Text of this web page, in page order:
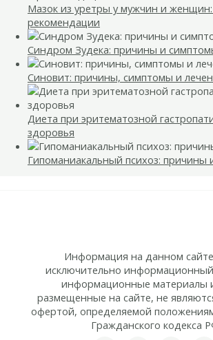
Мазок из уретры у мужчин и
рекомендации
Синдром Зудека: причины и
Синовит: причины, симптомы и
Диета при эритематозной
здоровья
Гипоманиакальный психоз: причины
Информация на данном
исключительно
информационные материалы
размещенные на сайте, не
офертой, определяемой
Гражданского кодекса